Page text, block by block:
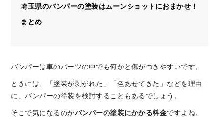
埼玉県のバンパーの塗装はムーンショットにおまかせ！
まとめ
バンパーは車のパーツの中でも何かと傷がつきやすいです。
ときには、「塗装が剥がれた」「色あせてきた」などを理由
に、バンパーの塗装を検討することもあるでしょう。
そこで気になるのがバンパーの塗装にかかる料金ですよね。